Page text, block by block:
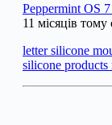
Peppermint OS
11 місяців
letter silicone
silicone